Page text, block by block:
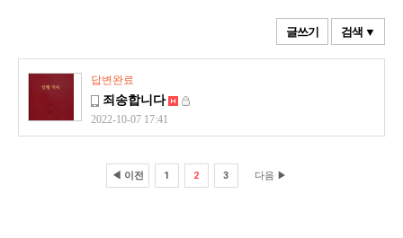
글쓰기 검색 ▼
답변완료
죄송합니다
2022-10-07 17:41
◀ 이전 1 2 3 다음 ▶